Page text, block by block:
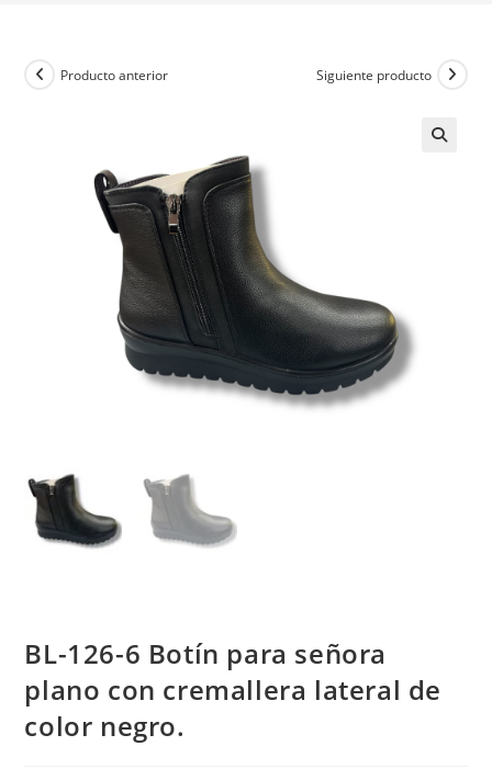
Producto anterior Siguiente producto
BL-126-6 Botín para señora
plano con cremallera lateral de
color negro.